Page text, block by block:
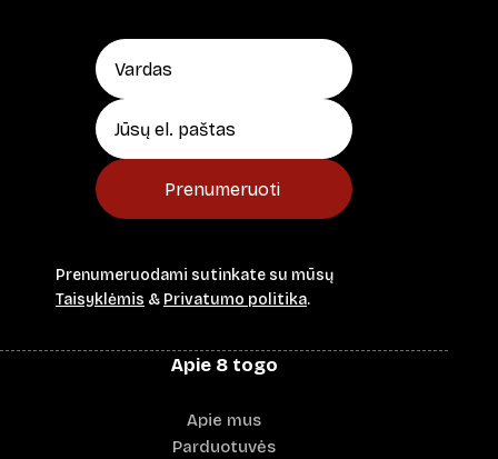
Prenumeruoti
Prenumeruodami sutinkate su mūsų
Taisyklėmis & Privatumo politika.
Apie 8 togo
Apie mus
Parduotuvės